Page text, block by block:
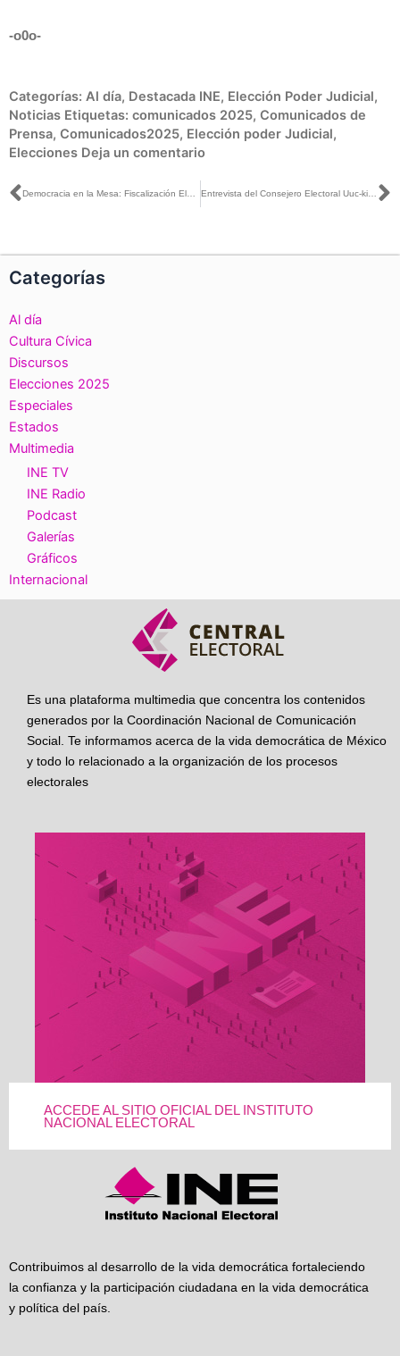
-o0o-
Categorías: Al día, Destacada INE, Elección Poder Judicial,
Noticias Etiquetas: comunicados 2025, Comunicados de
Prensa, Comunicados2025, Elección poder Judicial,
Elecciones Deja un comentario
Ant Entrevista del Consejero Electoral Uuc-kib Espadas con René Cervera para Promo-Estéreo
Categorías
Al día
Cultura Cívica
Discursos
Elecciones 2025
Especiales
Estados
Multimedia
INE TV
INE Radio
Podcast
Galerías
Gráficos
Internacional
Es una plataforma multimedia que concentra los contenidos
generados por la Coordinación Nacional de Comunicación
Social. Te informamos acerca de la vida democrática de México
y todo lo relacionado a la organización de los procesos
electorales
ACCEDE AL SITIO OFICIAL DEL INSTITUTO
NACIONAL ELECTORAL
Contribuimos al desarrollo de la vida democrática fortaleciendo
la confianza y la participación ciudadana en la vida democrática
y política del país.